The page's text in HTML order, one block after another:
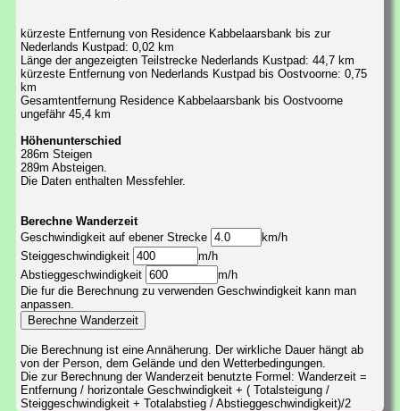
kürzeste Entfernung von Residence Kabbelaarsbank bis zur
Nederlands Kustpad: 0,02 km
Länge der angezeigten Teilstrecke Nederlands Kustpad: 44,7 km
kürzeste Entfernung von Nederlands Kustpad bis Oostvoorne: 0,75
km
Gesamtentfernung Residence Kabbelaarsbank bis Oostvoorne
ungefähr 45,4 km
Höhenunterschied
286m Steigen
289m Absteigen.
Die Daten enthalten Messfehler.
Berechne Wanderzeit
Geschwindigkeit auf ebener Strecke
km/h
Steiggeschwindigkeit
m/h
Abstieggeschwindigkeit
m/h
Die fur die Berechnung zu verwenden Geschwindigkeit kann man
anpassen.
Die Berechnung ist eine Annäherung. Der wirkliche Dauer hängt ab
von der Person, dem Gelände und den Wetterbedingungen.
Die zur Berechnung der Wanderzeit benutzte Formel: Wanderzeit =
Entfernung / horizontale Geschwindigkeit + ( Totalsteigung /
Steiggeschwindigkeit + Totalabstieg / Abstieggeschwindigkeit)/2